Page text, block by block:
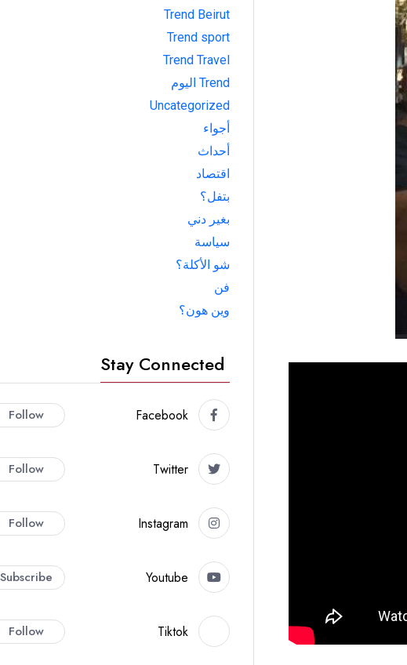
Trend Beirut
Trend sport
Trend Travel
Trend اليوم
Uncategorized
أجواء
أحداث
اقتصاد
بتفل؟
بغير دني
سياسة
شو الأكلة؟
فن
وين هون؟
Stay Connected
Facebook
Follow
Twitter
Follow
Instagram
Follow
Youtube
Subscribe
Tiktok
Follow